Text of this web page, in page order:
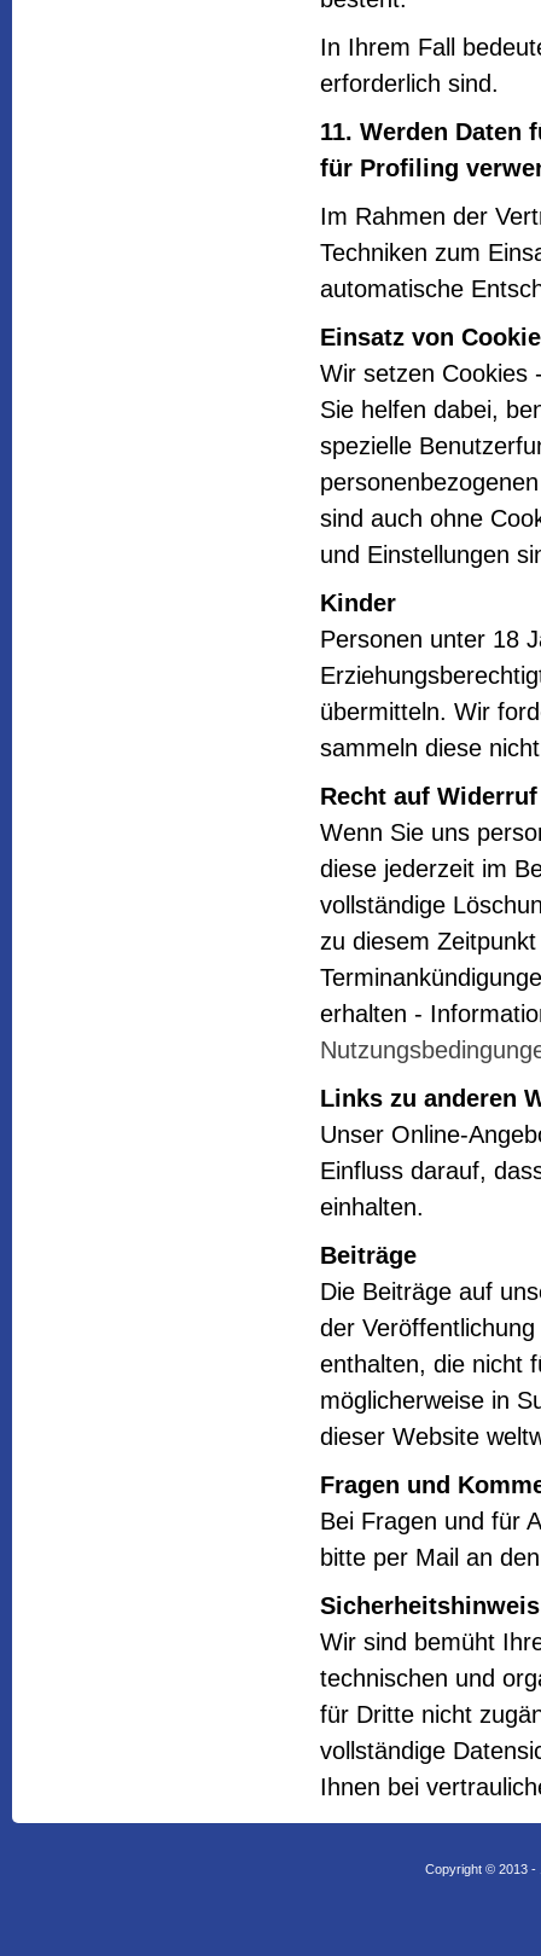
In Ihrem Fall
erforderlich sind.
11. Werden Daten
für Profiling
Im Rahmen der
Techniken zum
automatische
Einsatz von
Wir setzen Cookies
Sie helfen dabei,
spezielle
sind auch ohne
und Einstellungen
Kinder
Personen unter 18
übermitteln. Wir
sammeln diese
Recht auf Widerruf
Wenn Sie uns
diese jederzeit im
vollständige
zu diesem
erhalten -
Links zu anderen
Unser Online-
Einfluss darauf,
einhalten.
Beiträge
Die Beiträge auf
der
enthalten, die nicht
möglicherweise in
dieser Website
Fragen und
Bei Fragen und für
bitte per Mail an
Wir sind bemüht
technischen und
für Dritte nicht
vollständige
Ihnen bei
Copyright © 2013